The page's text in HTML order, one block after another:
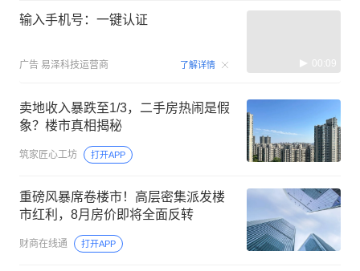
输入手机号：一键认证
广告 易泽科技运营商 了解详情 00:09
卖地收入暴跌至1/3，二手房热闹是假
象？楼市真相揭秘
筑家匠心工坊 打开APP
重磅风暴席卷楼市！高层密集派发楼
市红利，8月房价即将全面反转
财商在线通 打开APP